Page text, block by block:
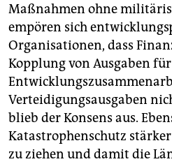
Maßnahmen ohne
empören sich
Organisationen, dass
Kopplung von Ausgaben
Verteidigungsausgaben
blieb der Konsens aus.
Katastrophenschutz
zu ziehen und damit die